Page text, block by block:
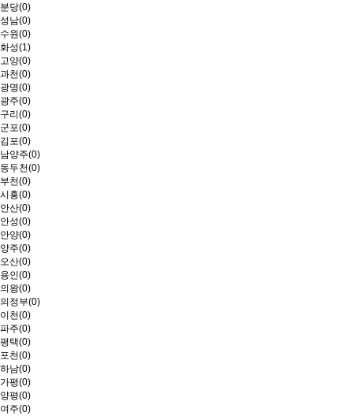
분당(0)
성남(0)
수원(0)
화성(1)
고양(0)
과천(0)
광명(0)
광주(0)
구리(0)
군포(0)
김포(0)
남양주(0)
동두천(0)
부천(0)
시흥(0)
안산(0)
안성(0)
안양(0)
양주(0)
오산(0)
용인(0)
의왕(0)
의정부(0)
이천(0)
파주(0)
평택(0)
포천(0)
하남(0)
가평(0)
양평(0)
여주(0)